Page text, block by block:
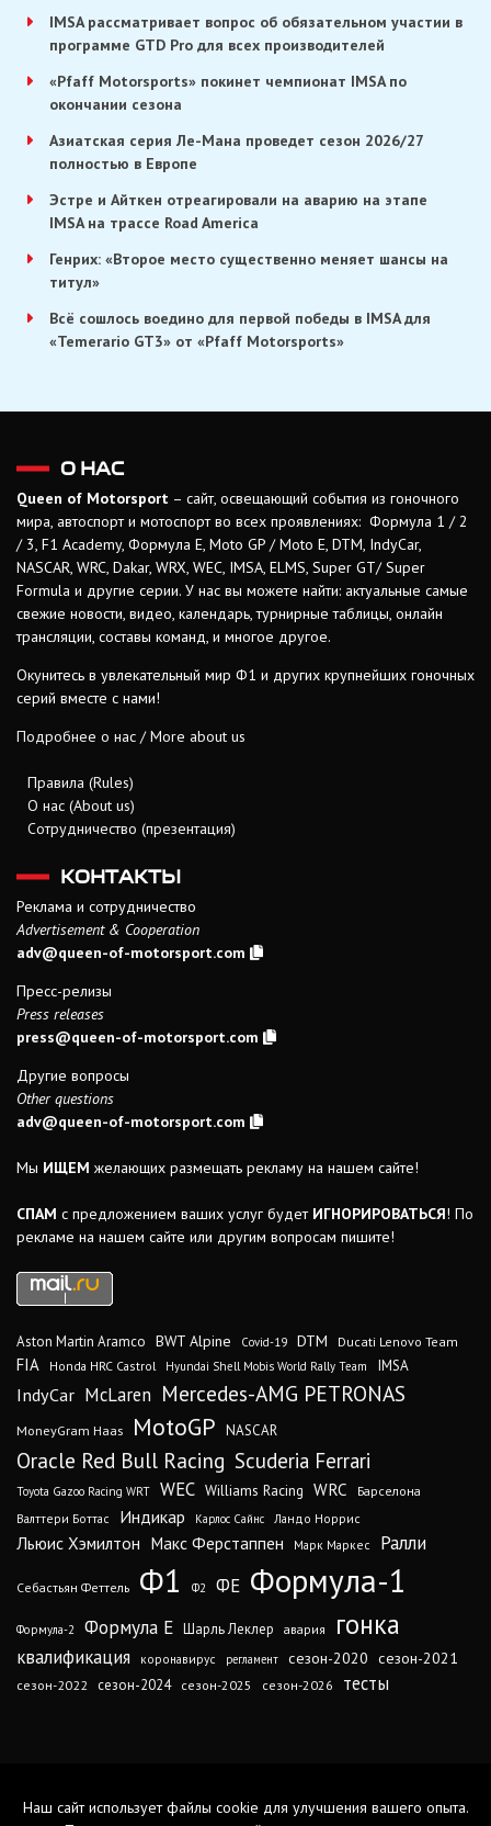
IMSA рассматривает вопрос об обязательном участии в
программе GTD Pro для всех производителей
«Pfaff Motorsports» покинет чемпионат IMSA по
окончании сезона
Азиатская серия Ле-Мана проведет сезон 2026/27
полностью в Европе
Эстре и Айткен отреагировали на аварию на этапе
IMSA на трассе Road America
Генрих: «Второе место существенно меняет шансы на
титул»
Всё сошлось воедино для первой победы в IMSA для
«Temerario GT3» от «Pfaff Motorsports»
О НАС
Queen of Motorsport – сайт, освещающий события из гоночного
мира, автоспорт и мотоспорт во всех проявлениях: Формула 1 / 2
/ 3, F1 Academy, Формула Е, Moto GP / Moto E, DTM, IndyCar,
NASCAR, WRC, Dakar, WRX, WEC, IMSA, ELMS, Super GT/ Super
Formula и другие серии. У нас вы можете найти: актуальные самые
свежие новости, видео, календарь, турнирные таблицы, онлайн
трансляции, составы команд, и многое другое.
Окунитесь в увлекательный мир Ф1 и других крупнейших гоночных
серий вместе с нами!
Подробнее о нас / More about us
Правила (Rules)
О нас (About us)
Сотрудничество (презентация)
КОНТАКТЫ
Реклама и сотрудничество
Advertisement & Cooperation
adv@queen-of-motorsport.com
Пресс-релизы
Press releases
press@queen-of-motorsport.com
Другие вопросы
Other questions
adv@queen-of-motorsport.com
Мы ИЩЕМ желающих размещать рекламу на нашем сайте!
СПАМ с предложением ваших услуг будет ИГНОРИРОВАТЬСЯ! По
рекламе на нашем сайте или другим вопросам пишите!
Aston Martin Aramco BWT Alpine Covid-19 DTM Ducati Lenovo Team
FIA Honda HRC Castrol Hyundai Shell Mobis World Rally Team IMSA
IndyCar McLaren Mercedes-AMG PETRONAS
MoneyGram Haas MotoGP NASCAR
Oracle Red Bull Racing Scuderia Ferrari
Toyota Gazoo Racing WRT WEC Williams Racing WRC
Барселона
Валттери Боттас
Индикар Карлос Сайнс Ландо Норрис
Льюис Хэмилтон Макс Ферстаппен Марк Маркес Ралли
Себастьян Феттель Ф1 Ф2 ФЕ Формула-1
Формула-2 Формула Е Шарль Леклер авария гонка
квалификация коронавирус регламент сезон-2020 сезон-2021
сезон-2022 сезон-2024 сезон-2025 сезон-2026 тесты
Наш сайт использует файлы cookie для улучшения вашего опыта.